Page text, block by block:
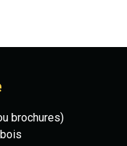
brochures)